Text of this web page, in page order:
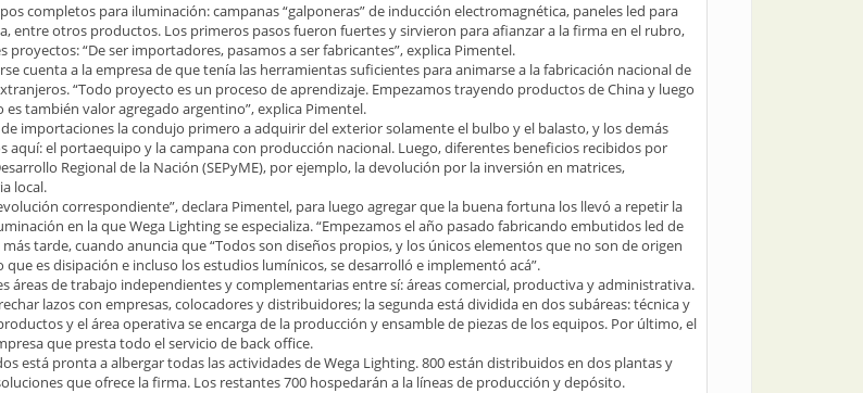
completos para iluminación: campanas “galponeras” de inducción electromagnética, paneles led para
entre otros productos. Los primeros pasos fueron fuertes y sirvieron para afianzar a la firma en el rubro,
“De ser importadores, pasamos a ser fabricantes”, explica Pimentel.
cuenta a la empresa de que tenía las herramientas suficientes para animarse a la fabricación nacional de
“Todo proyecto es un proceso de aprendizaje. Empezamos trayendo productos de China y luego
también valor agregado argentino”, explica Pimentel.
importaciones la condujo primero a adquirir del exterior solamente el bulbo y el balasto, y los demás
el portaequipo y la campana con producción nacional. Luego, diferentes beneficios recibidos por
Regional de la Nación (SEPyME), por ejemplo, la devolución por la inversión en matrices,
local.
correspondiente”, declara Pimentel, para luego agregar que la buena fortuna los llevó a repetir la
en la que Wega Lighting se especializa. “Empezamos el año pasado fabricando embutidos led de
tarde, cuando anuncia que “Todos son diseños propios, y los únicos elementos que no son de origen
es disipación e incluso los estudios lumínicos, se desarrolló e implementó acá”.
áreas de trabajo independientes y complementarias entre sí: áreas comercial, productiva y administrativa.
lazos con empresas, colocadores y distribuidores; la segunda está dividida en dos subáreas: técnica y
y el área operativa se encarga de la producción y ensamble de piezas de los equipos. Por último, el
que presta todo el servicio de back office.
está pronta a albergar todas las actividades de Wega Lighting. 800 están distribuidos en dos plantas y
que ofrece la firma. Los restantes 700 hospedarán a la líneas de producción y depósito.